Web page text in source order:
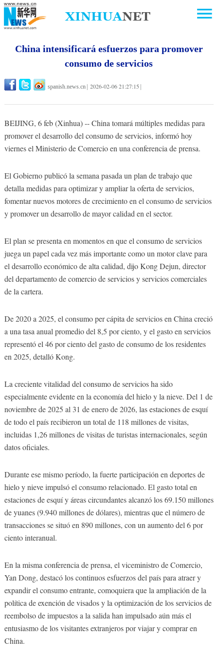
China intensificará esfuerzos para promover
consumo de servicios
spanish.news.cn 2026-02-06 21:27:15
BEIJING, 6 feb (Xinhua) -- China tomará múltiples medidas para
promover el desarrollo del consumo de servicios, informó hoy
viernes el Ministerio de Comercio en una conferencia de prensa.
El Gobierno publicó la semana pasada un plan de trabajo que
detalla medidas para optimizar y ampliar la oferta de servicios,
fomentar nuevos motores de crecimiento en el consumo de servicios
y promover un desarrollo de mayor calidad en el sector.
El plan se presenta en momentos en que el consumo de servicios
juega un papel cada vez más importante como un motor clave para
el desarrollo económico de alta calidad, dijo Kong Dejun, director
del departamento de comercio de servicios y servicios comerciales
de la cartera.
De 2020 a 2025, el consumo per cápita de servicios en China creció
a una tasa anual promedio del 8,5 por ciento, y el gasto en servicios
representó el 46 por ciento del gasto de consumo de los residentes
en 2025, detalló Kong.
La creciente vitalidad del consumo de servicios ha sido
especialmente evidente en la economía del hielo y la nieve. Del 1 de
noviembre de 2025 al 31 de enero de 2026, las estaciones de esquí
de todo el país recibieron un total de 118 millones de visitas,
incluidas 1,26 millones de visitas de turistas internacionales, según
datos oficiales.
Durante ese mismo período, la fuerte participación en deportes de
hielo y nieve impulsó el consumo relacionado. El gasto total en
estaciones de esquí y áreas circundantes alcanzó los 69.150 millones
de yuanes (9.940 millones de dólares), mientras que el número de
transacciones se situó en 890 millones, con un aumento del 6 por
ciento interanual.
En la misma conferencia de prensa, el viceministro de Comercio,
Yan Dong, destacó los continuos esfuerzos del país para atraer y
expandir el consumo entrante, comoquiera que la ampliación de la
política de exención de visados y la optimización de los servicios de
reembolso de impuestos a la salida han impulsado aún más el
entusiasmo de los visitantes extranjeros por viajar y comprar en
China.